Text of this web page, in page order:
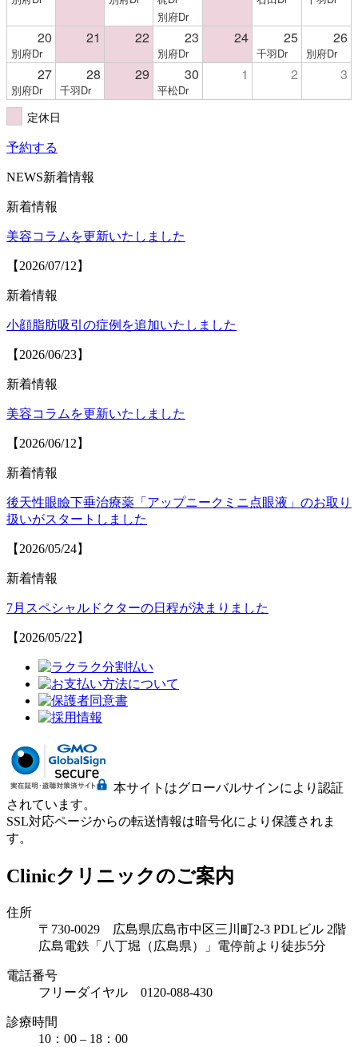
別府Dr
20 21 22 23 24 25 26
別府Dr 別府Dr 千羽Dr 別府Dr
27 28 29 30 1 2 3
別府Dr 千羽Dr 平松Dr
定休日
予約する
NEWS新着情報
新着情報
美容コラムを更新いたしました
【2026/07/12】
新着情報
小顔脂肪吸引の症例を追加いたしました
【2026/06/23】
新着情報
美容コラムを更新いたしました
【2026/06/12】
新着情報
後天性眼瞼下垂治療薬「アップニークミニ点眼液」のお取り
扱いがスタートしました
【2026/05/24】
新着情報
7月スペシャルドクターの日程が決まりました
【2026/05/22】
本サイトはグローバルサインにより認証
されています。
SSL対応ページからの転送情報は暗号化により保護されま
す。
Clinicクリニックのご案内
住所
〒730-0029 広島県広島市中区三川町2-3 PDLビル 2階
広島電鉄「八丁堀（広島県）」電停前より徒歩5分
電話番号
フリーダイヤル 0120-088-430
診療時間
10：00 – 18：00